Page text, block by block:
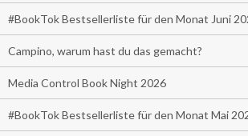
#BookTok Bestsellerliste für den Monat Juni
Campino, warum hast du das gemacht?
Media Control Book Night 2026
#BookTok Bestsellerliste für den Monat Mai